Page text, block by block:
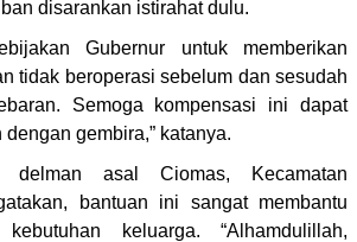
disarankan istirahat dulu.
Gubernur untuk memberikan
tidak beroperasi sebelum dan sesudah
Semoga kompensasi ini dapat
gembira,” katanya.
asal Ciomas, Kecamatan
bantuan ini sangat membantu
keluarga. “Alhamdulillah,